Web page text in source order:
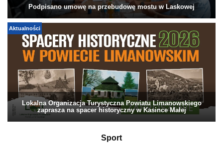
Podpisano umowę na przebudowę mostu w Laskowej
Aktualności
Lokalna Organizacja Turystyczna Powiatu Limanowskiego
zaprasza na spacer historyczny w Kasince Małej
Sport